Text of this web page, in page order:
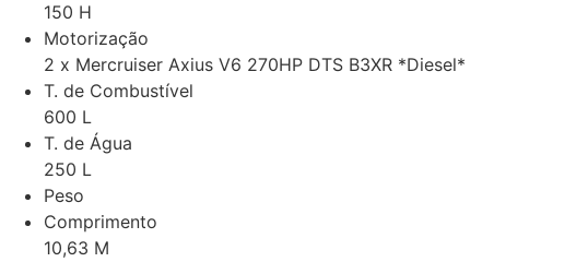
150 H
Motorização
2 x Mercruiser Axius V6 270HP DTS B3XR *Diesel*
T. de Combustível
600 L
T. de Água
250 L
Peso
Comprimento
10,63 M